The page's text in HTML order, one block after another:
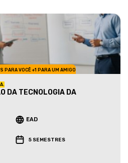
PARA VOCÊ +1 PARA UM AMIGO
DA TECNOLOGIA DA
EAD
5 SEMESTRES